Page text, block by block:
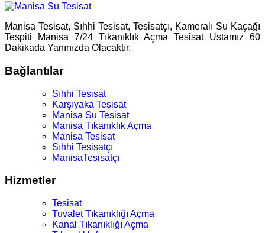
Manisa Tesisat, Sıhhi Tesisat, Tesisatçı, Kameralı Su Kaçağı
Tespiti Manisa 7/24 Tıkanıklık Açma Tesisat Ustamız 60
Dakikada Yanınızda Olacaktır.
Bağlantılar
Sıhhi Tesisat
Karşıyaka Tesisat
Manisa Su Tesisat
Manisa Tıkanıklık Açma
Manisa Tesisat
Sıhhi Tesisatçı
ManisaTesisatçı
Hizmetler
Tesisat
Tuvalet Tıkanıklığı Açma
Kanal Tıkanıklığı Açma